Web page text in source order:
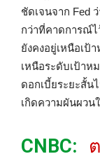
ชัดเจนจาก Fed
กว่าที่คาดการณ์ไ
ยังคงอยู่เหนือเป้
เหนือระดับเป้าห
ดอกเบี้ยระยะสั้น
เกิดความผันผวน
CNBC: